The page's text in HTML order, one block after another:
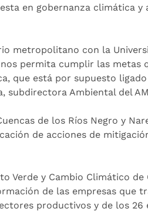
en gobernanza climática y
metropolitano con la
permita cumplir las metas
que está por supuesto
subdirectora Ambiental del
de los Ríos Negro y
de acciones de
Verde y Cambio Climático
de las empresas que
productivos y de los 26